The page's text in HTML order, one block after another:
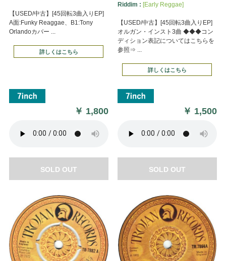
【USED/中古】[45回転3曲入りEP]
A面:Funky Reaggae、B1:Tony
Orlandoカバー ...
詳しくはこちら
￥ 1,800
SOLD OUT
Riddim : [Early Reggae]
【USED/中古】[45回転3曲入りEP]
オルガン・インスト3曲 ◆◆◆コン
ディション表記についてはこちらを
参照⇒ ...
詳しくはこちら
￥ 1,500
SOLD OUT